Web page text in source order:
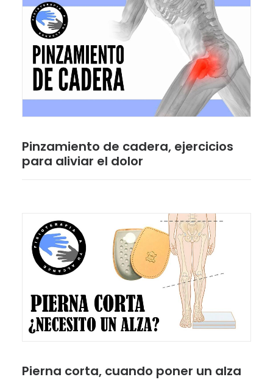
Pinzamiento de cadera, ejercicios
para aliviar el dolor
Pierna corta, cuando poner un alza